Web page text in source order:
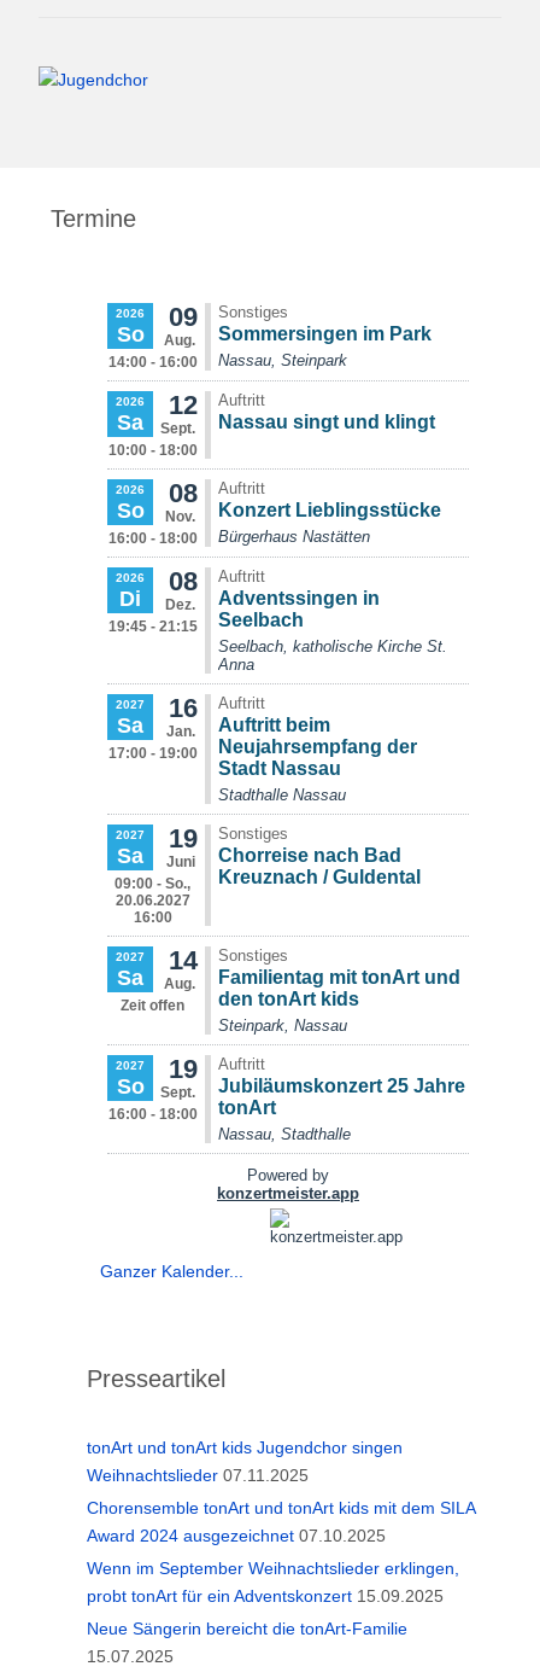
Termine
Ganzer Kalender...
Presseartikel
tonArt und tonArt kids Jugendchor singen
Weihnachtslieder 07.11.2025
Chorensemble tonArt und tonArt kids mit dem SILA
Award 2024 ausgezeichnet 07.10.2025
Wenn im September Weihnachtslieder erklingen,
probt tonArt für ein Adventskonzert 15.09.2025
Neue Sängerin bereicht die tonArt-Familie
15.07.2025